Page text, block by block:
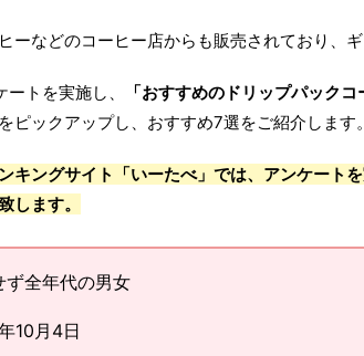
ーなどのコーヒー店からも販売されており、ギ
トを実施し、 「おすすめのドリップパックコ
ピックアップし、おすすめ7選をご紹介します。
キングサイト「いーたべ」では、アンケート
します。
ず全年代の男女
10月4日